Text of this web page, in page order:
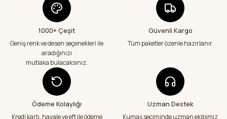
Abdurrahman Samsur | 24/07/2026
Aradığım kumaşçı artık hep buradan alış
veriş yapacağım in şa Allah çünkü 4 farklı
kumaş aldım hem ölçü olarak hem
görüntü,doku olarak çok memnun kaldım
emeği geçenlere teşekkür ediyorum
A... S... | 24/07/2026
Fiyatlar uygun ve çok fazla seçenek var
başka bir yerde bu kadar çeşit görmedim
1000+ Çeşit
Geniş renk ve desen seçenekleri ile
aradığınızı
mutlaka bulacaksınız.
Güvenli Kargo
Tüm paketler özenle hazırlanır.
Ödeme Kolaylığı
Kredi kartı, havale ve eft ile ödeme
Uzman Destek
Kumaş seçiminde uzman ekibimiz